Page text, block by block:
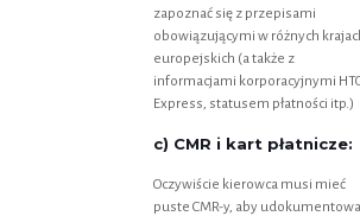
zapoznać się z przepisami
obowiązującymi w różnych
europejskich (a także z
informacjami korporacyjnymi
Express, statusem płatności itp.)
c) CMR i kart płatnicze:
Oczywiście kierowca musi mieć
puste CMR-y, aby